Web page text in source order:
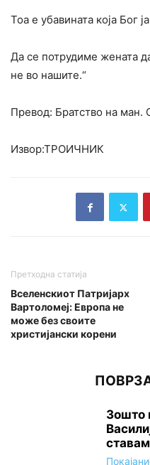
Тоа е убавината која Бог
Да се потрудиме жената
не во нашите.“
Превод: Братство на ман.
Извор:ТРОИЧНИК
Претходна статија
Вселенскиот Патријарх
Вартоломеј: Европа не
може без своите
христијански корени
Зошто